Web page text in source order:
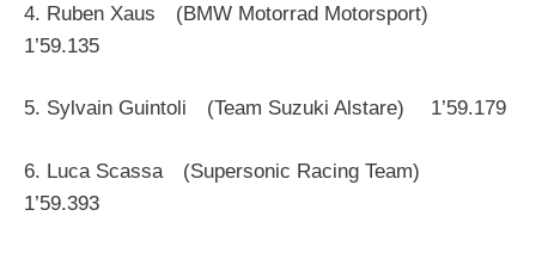
4. Ruben Xaus (BMW Motorrad Motorsport)
1’59.135
5. Sylvain Guintoli (Team Suzuki Alstare) 1’59.179
6. Luca Scassa (Supersonic Racing Team)
1’59.393